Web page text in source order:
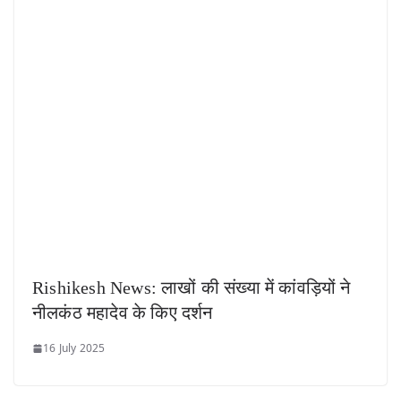
Rishikesh News: लाखों की संख्या में कांवड़ियों ने
नीलकंठ महादेव के किए दर्शन
16 July 2025